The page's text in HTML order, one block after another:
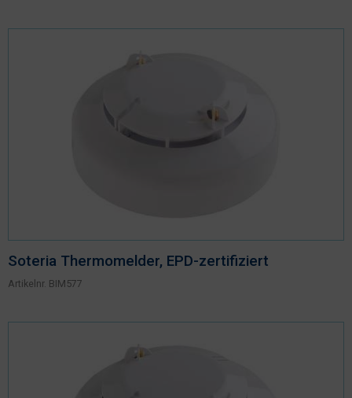
Soteria Thermomelder, EPD-zertifiziert
Artikelnr. BIM577